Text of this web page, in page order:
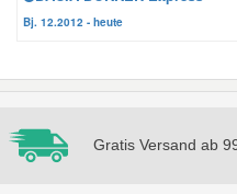
Bj. 12.2012 - heute
Gratis Versand ab
Jeep Ersatzteile